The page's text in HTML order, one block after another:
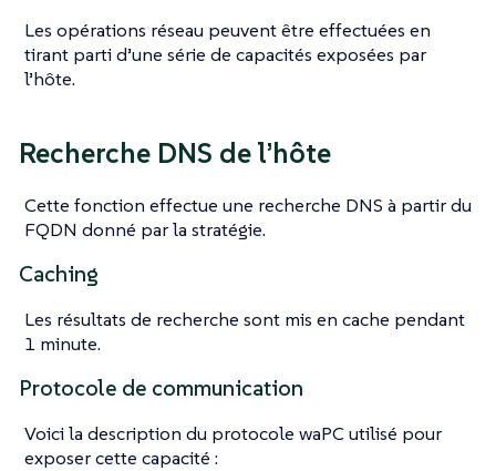
Les opérations réseau peuvent être effectuées en
tirant parti d’une série de capacités exposées par
l’hôte.
Recherche DNS de l’hôte
Cette fonction effectue une recherche DNS à partir du
FQDN donné par la stratégie.
Caching
Les résultats de recherche sont mis en cache pendant
1 minute.
Protocole de communication
Voici la description du protocole waPC utilisé pour
exposer cette capacité :